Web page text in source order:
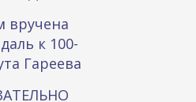
вручена
к 100-
Гареева